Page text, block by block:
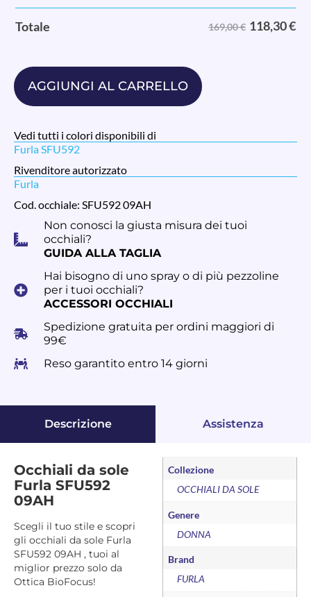
Totale 169,00 € 118,30€
AGGIUNGI AL CARRELLO
Vedi tutti i colori disponibili di
Furla SFU592
Rivenditore autorizzato
Furla
Cod. occhiale: SFU592 09AH
Non conosci la giusta misura dei tuoi
occhiali?
GUIDA ALLA TAGLIA
Hai bisogno di uno spray o di più pezzoline
per i tuoi occhiali?
ACCESSORI OCCHIALI
Spedizione gratuita per ordini maggiori di
99€
Reso garantito entro 14 giorni
Descrizione Assistenza
Occhiali da sole
Furla SFU592
09AH
Scegli il tuo stile e scopri
gli occhiali da sole Furla
SFU592 09AH , tuoi al
miglior prezzo solo da
Ottica BioFocus!
Collezione
OCCHIALI DA SOLE
Genere
DONNA
Brand
FURLA